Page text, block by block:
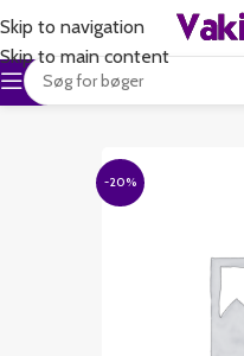
Skip to navigation
Skip to main content
-20%